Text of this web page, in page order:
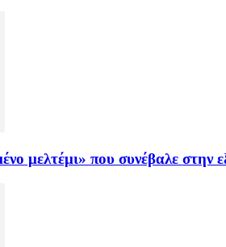
μελτέμι» που συνέβαλε